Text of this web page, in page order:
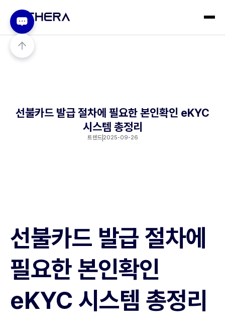
선불카드 발급 절차에 필요한 본인확인 eKYC
시스템 총정리
트렌드 2025-09-26
선불카드 발급 절차에
필요한 본인확인
eKYC 시스템 총정리